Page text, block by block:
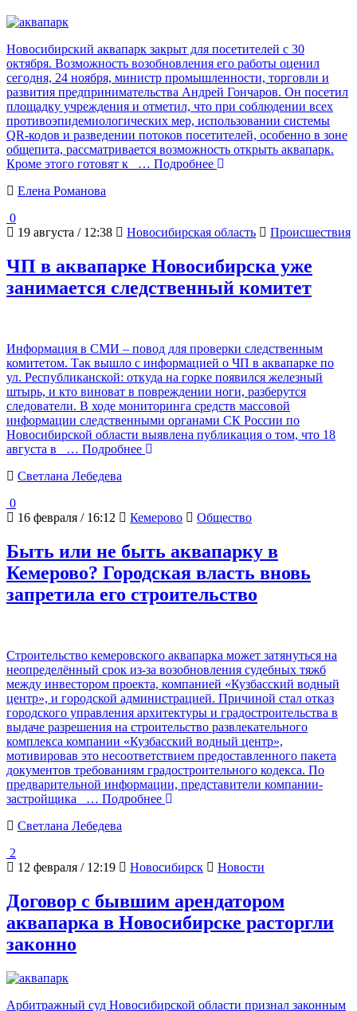
Новосибирский аквапарк закрыт для посетителей с 30
октября. Возможность возобновления его работы оценил
сегодня, 24 ноября, министр промышленности, торговли и
развития предпринимательства Андрей Гончаров. Он посетил
площадку учреждения и отметил, что при соблюдении всех
противоэпидемиологических мер, использовании системы
QR-кодов и разведении потоков посетителей, особенно в зоне
общепита, рассматривается возможность открыть аквапарк.
Кроме этого готовят к
… Подробнее
Елена Романова
0
19 августа / 12:38
Новосибирская область Происшествия
ЧП в аквапарке Новосибирска уже
занимается следственный комитет
Информация в СМИ – повод для проверки следственным
комитетом. Так вышло с информацией о ЧП в аквапарке по
ул. Республиканской: откуда на горке появился железный
штырь, и кто виноват в повреждении ноги, разберутся
следователи. В ходе мониторинга средств массовой
информации следственными органами СК России по
Новосибирской области выявлена публикация о том, что 18
августа в
… Подробнее
Светлана Лебедева
0
16 февраля / 16:12
Кемерово Общество
Быть или не быть аквапарку в
Кемерово? Городская власть вновь
запретила его строительство
Строительство кемеровского аквапарка может затянуться на
неопределённый срок из-за возобновления судебных тяжб
между инвестором проекта, компанией «Кузбасский водный
центр», и городской администрацией. Причиной стал отказ
городского управления архитектуры и градостроительства в
выдаче разрешения на строительство развлекательного
комплекса компании «Кузбасский водный центр»,
мотивировав это несоответствием предоставленного пакета
документов требованиям градостроительного кодекса. По
предварительной информации, представители компании-
застройщика
… Подробнее
Светлана Лебедева
2
12 февраля / 12:19
Новосибирск Новости
Договор с бывшим арендатором
аквапарка в Новосибирске расторгли
законно
Арбитражный суд Новосибирской области признал законным